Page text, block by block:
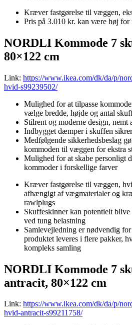
Kræver fastgørelse til væggen,
Pris på 3.010 kr. kan være høj for
NORDLI Kommode 7
80×122 cm
Link: https://www.ikea.com/dk/da/p/
hvid-s99239502/
Mulighed for at tilpasse
vælge bredde, højde og antal
Stilrent og moderne design,
Indbygget dæmper i skuffen
Medfølgende sikkerhedsbeslag
kommoden til væggen for ekstra
Mulighed for at skabe personligt
kommoder i forskellige farver
Kræver fastgørelse til væggen,
afhængigt af vægmaterialer og
rawlplugs
Skuffeskinner kan potentielt
ved tung belastning
Samlevejledning er nødvendig
produktet leveres i flere pakker,
kompleks samling
NORDLI Kommode 7
antracit, 80×122 cm
Link: https://www.ikea.com/dk/da/p/
hvid-antracit-s99211758/